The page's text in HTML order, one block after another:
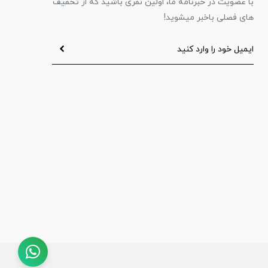
های فصلی باخبر میشوید!